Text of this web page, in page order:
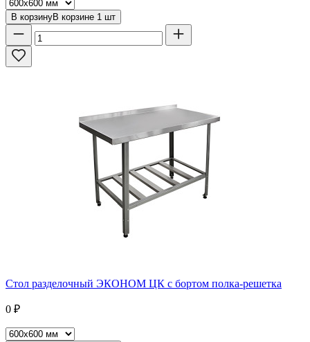
В корзинуВ корзине 1 шт
Стол разделочный ЭКОНОМ ЦК с бортом полка-решетка
0 ₽